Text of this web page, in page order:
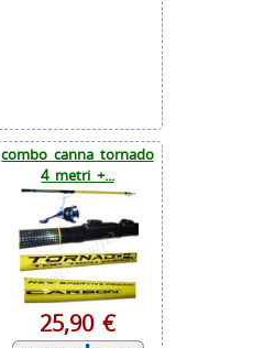
combo canna tornado
4 metri +...
25,90 €